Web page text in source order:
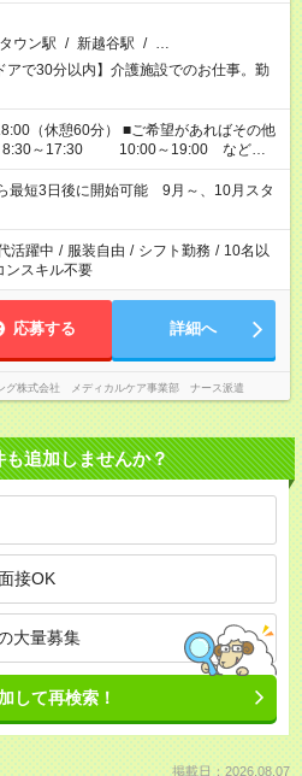
ウン駅 / 新越谷駅 / …
アで30分以内】介護施設でのお仕事。勤
） ■ご希望があればその他
）8:30～17:30 10:00～19:00 など
せたい」 「余裕を持って夕飯の準備がし
はしたくない」 など、ご希望があれば教
1つのお仕事の勤務時間。 合計で週40時
できません
短3日後に開始可能 9月～、10月スタ
活躍中 / 服装自由 / シフト勤務 / 10名以
ンスキル不要
応募する 詳細へ
グ株式会社 メディカルケア事業部 ナース派遣
追加しませんか？
接OK
大量募集
して再検索！
掲載日：2026.08.07